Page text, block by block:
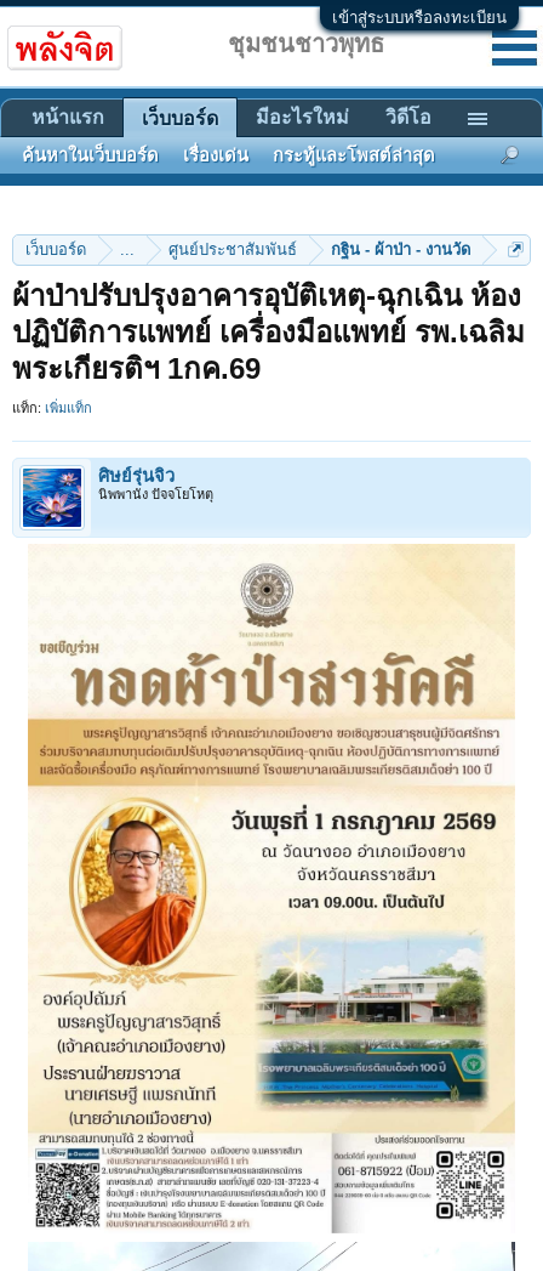
เข้าสู่ระบบหรือลงทะเบียน
เว็บบอร์ด ... ศูนย์ประชาสัมพันธ์ กฐิน - ผ้าป่า - งานวัด
ผ้าป่าปรับปรุงอาคารอุบัติเหตุ-ฉุกเฉิน ห้อง
ปฏิบัติการแพทย์ เครื่องมือแพทย์ รพ.เฉลิม
พระเกียรติฯ 1กค.69
แท็ก: เพิ่มแท็ก
ศิษย์รุ่นจิ๋ว
นิพพานัง ปัจจโยโหตุ
ชุมชนชาวพุทธ
หน้าแรก เว็บบอร์ด
ค้นหาในเว็บบอร์ด เรื่องเด่น กระทู้และโพสต์ล่าสุด
มีอะไรใหม่ วิดีโอ